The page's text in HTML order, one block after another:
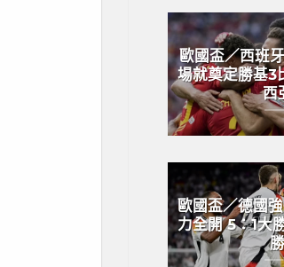
歐國盃／西班
場就奠定勝基3
西
歐國盃／德國
力全開 5：1大
勝